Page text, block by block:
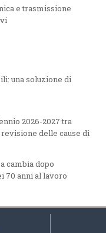
e trasmissione
una soluzione di
2026-2027 tra
delle cause di
cambia dopo
70 anni al lavoro